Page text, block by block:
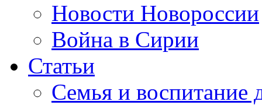
Новости Новороссии
Война в Сирии
Статьи
Семья и воспитание